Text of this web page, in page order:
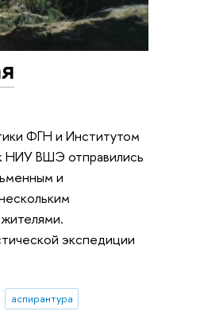
ФГН и Институтом
НИУ ВШЭ отправились
и
экспедиции
аспирантура